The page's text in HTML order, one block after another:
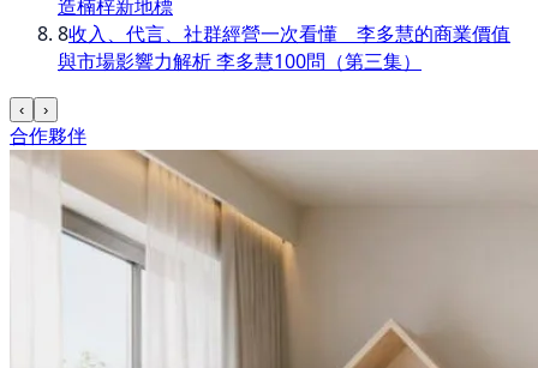
造楠梓新地標
8收入、代言、社群經營一次看懂 李多慧的商業價值
與市場影響力解析 李多慧100問（第三集）
‹ ›
合作夥伴